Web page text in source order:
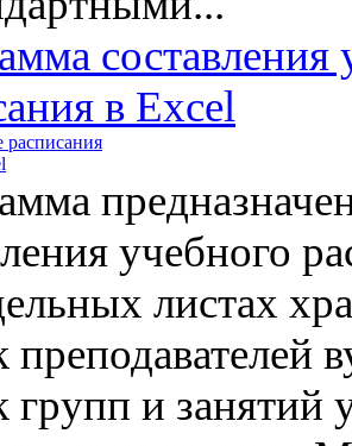
составления
в Excel
учебного
листах
преподавателей
групп и занятий